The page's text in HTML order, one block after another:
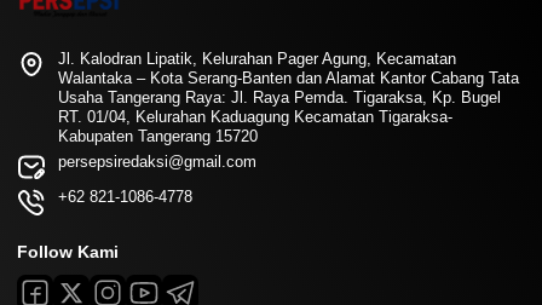
Jl. Kalodran Lipatik, Kelurahan Pager Agung, Kecamatan
Walantaka – Kota Serang-Banten dan Alamat Kantor Cabang Tata
Usaha Tangerang Raya: Jl. Raya Pemda. Tigaraksa, Kp. Bugel
RT. 01/04, Kelurahan Kaduagung Kecamatan Tigaraksa-
Kabupaten Tangerang 15720
persepsiredaksi@gmail.com
+62 821-1086-4778
Follow Kami